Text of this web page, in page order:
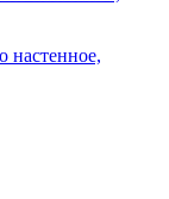
настенное,